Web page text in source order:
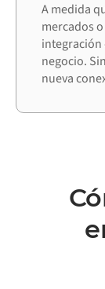
A medida
mercados
integración
negocio.
nueva